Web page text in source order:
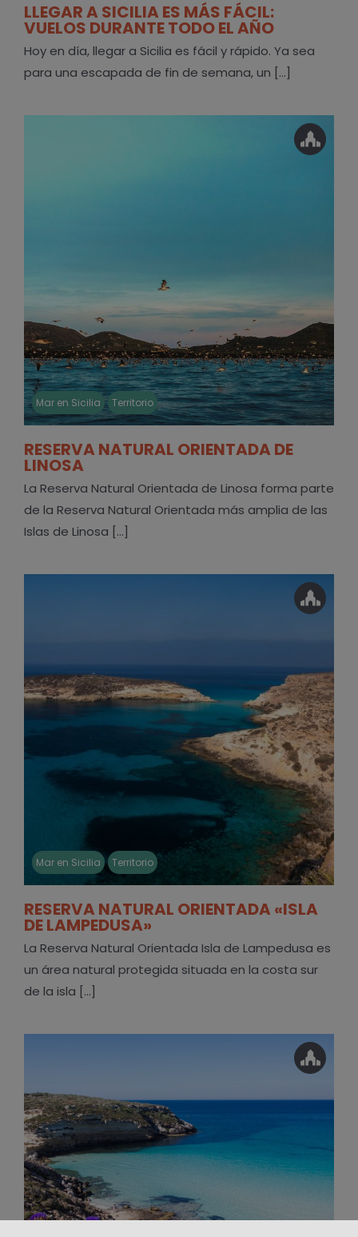
LLEGAR A SICILIA ES MÁS FÁCIL:
VUELOS DURANTE TODO EL AÑO
Hoy en día, llegar a Sicilia es fácil y rápido. Ya sea
para una escapada de fin de semana, un [...]
Mar en Sicilia Territorio
RESERVA NATURAL ORIENTADA DE
LINOSA
La Reserva Natural Orientada de Linosa forma parte
de la Reserva Natural Orientada más amplia de las
Islas de Linosa [...]
Mar en Sicilia Territorio
RESERVA NATURAL ORIENTADA «ISLA
DE LAMPEDUSA»
La Reserva Natural Orientada Isla de Lampedusa es
un área natural protegida situada en la costa sur
de la isla [...]